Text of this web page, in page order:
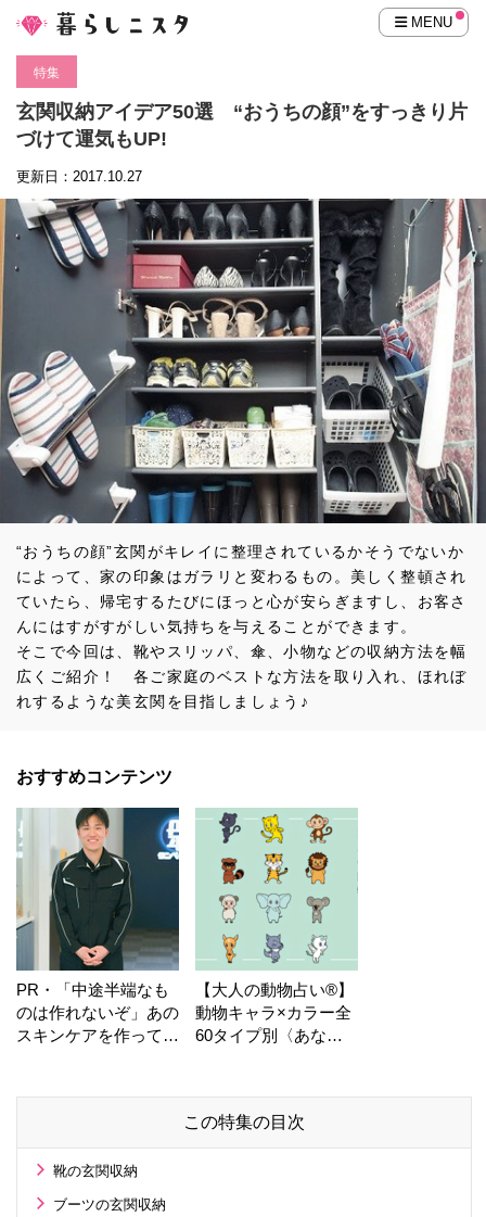
MENU
特集
玄関収納アイデア50選 “おうちの顔”をすっきり片
づけて運気もUP!
更新日：2017.10.27
“おうちの顔”玄関がキレイに整理されているかそうでないか
によって、家の印象はガラリと変わるもの。美しく整頓され
ていたら、帰宅するたびにほっと心が安らぎますし、お客さ
んにはすがすがしい気持ちを与えることができます。
そこで今回は、靴やスリッパ、傘、小物などの収納方法を幅
広くご紹介！ 各ご家庭のベストな方法を取り入れ、ほれぼ
れするような美玄関を目指しましょう♪
おすすめコンテンツ
PR・「中途半端なも
のは作れないぞ」あの
スキンケアを作ってい
【大人の動物占い®】
動物キャラ×カラー全
60タイプ別〈あなた
この特集の目次
靴の玄関収納
ブーツの玄関収納